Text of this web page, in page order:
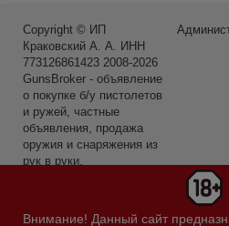
Внимание! Данный сайт
Copyright © ИП
Краковский А. А. ИНН
773126861423 2008-2026
GunsBroker - объявление
о покупке б/у пистолетов
и ружей, частные
объявления, продажа
оружия и снаряжения из
рук в руки.